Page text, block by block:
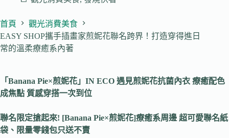
首頁
觀光消費美食
EASY SHOP攜手插畫家煎妮花聯名跨界！打造穿得進日
常的溫柔療癒系內著
「Banana Pie×煎妮花」IN ECO 遇見煎妮花抗菌內衣 療癒配色
成焦點 質感穿搭一次到位
聯名限定搶起來! [Banana Pie×煎妮花]療癒系周邊 超可愛聯名紙
袋、限量零錢包只送不賣